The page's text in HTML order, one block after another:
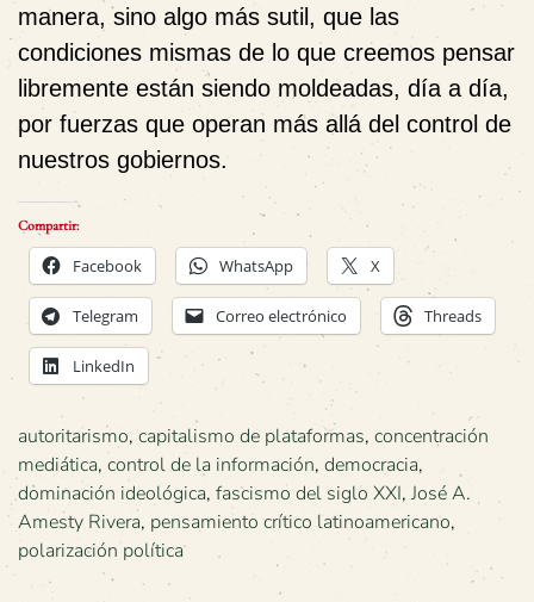
manera, sino algo más sutil, que las
condiciones mismas de lo que creemos pensar
libremente están siendo moldeadas, día a día,
por fuerzas que operan más allá del control de
nuestros gobiernos.
Compartir:
Facebook WhatsApp X
Telegram Correo electrónico Threads
LinkedIn
autoritarismo, capitalismo de plataformas, concentración
mediática, control de la información, democracia,
dominación ideológica, fascismo del siglo XXI, José A.
Amesty Rivera, pensamiento crítico latinoamericano,
polarización política